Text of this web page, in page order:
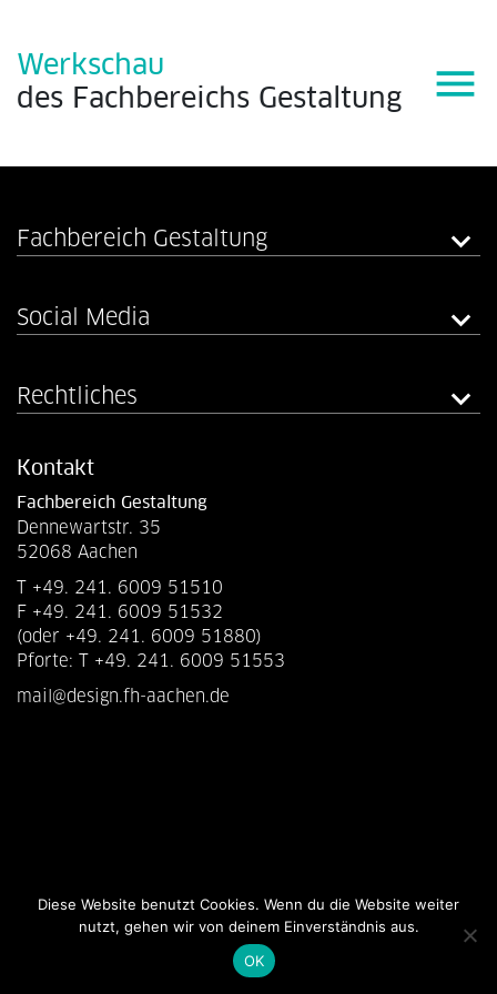
Werkschau
des Fachbereichs Gestaltung menu
Fachbereich Gestaltung
Social Media
Rechtliches
Kontakt
Fachbereich Gestaltung
Dennewartstr. 35
52068 Aachen
T +49. 241. 6009 51510
F +49. 241. 6009 51532
(oder +49. 241. 6009 51880)
Pforte: T +49. 241. 6009 51553
mail@design.fh-aachen.de
Diese Website benutzt Cookies. Wenn du die Website weiter
nutzt, gehen wir von deinem Einverständnis aus.
OK